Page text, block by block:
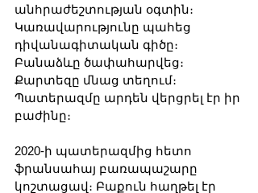
անհրաժեշտության օգտին։
Կառավարությունը պահեց
դիվանագիտական գիծը։
Բանաձևը ծափահարվեց։
Քարտեզը մնաց տեղում։
Պատերազմը արդեն վերցրել էր իր
բաժինը։
2020-ի պատերազմից հետո
ֆրանսահայ բառապաշարը
կոշտացավ։ Բաքուն հաղթել էր